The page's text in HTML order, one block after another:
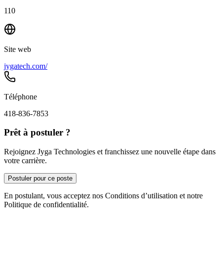
110
Site web
jygatech.com/
Téléphone
418-836-7853
Prêt à postuler ?
Rejoignez Jyga Technologies et franchissez une nouvelle étape dans
votre carrière.
Postuler pour ce poste
En postulant, vous acceptez nos Conditions d’utilisation et notre
Politique de confidentialité.